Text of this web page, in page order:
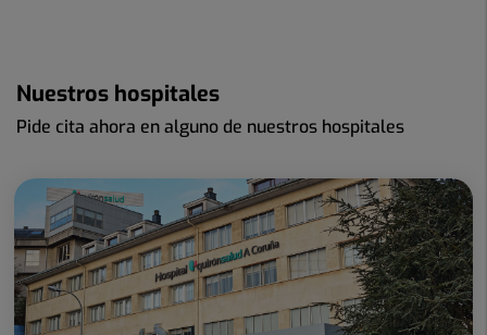
Nuestros hospitales
Pide cita ahora en alguno de nuestros hospitales